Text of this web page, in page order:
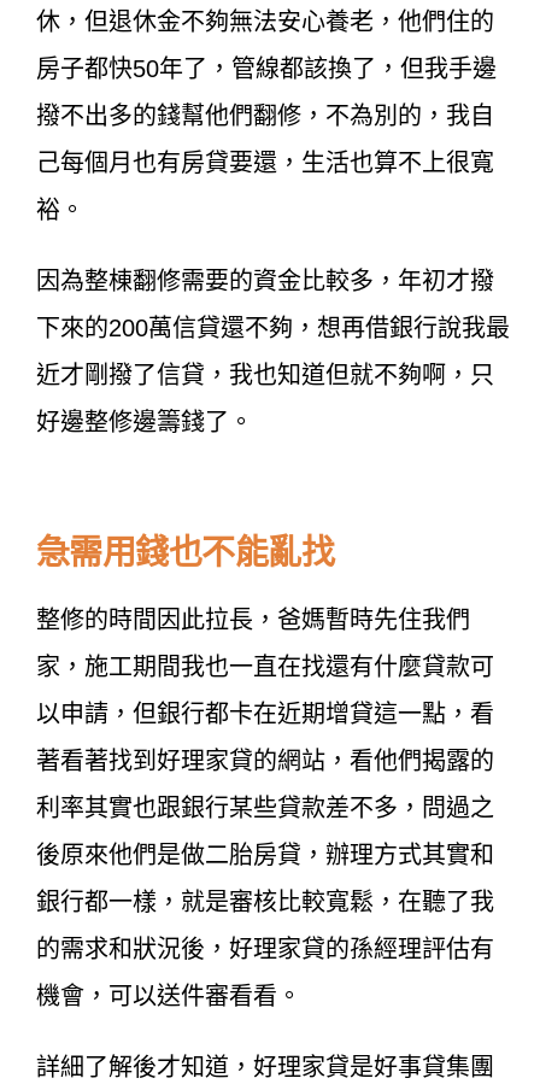
休，但退休金不夠無法安心養老，他們住的
房子都快50年了，管線都該換了，但我手邊
撥不出多的錢幫他們翻修，不為別的，我自
己每個月也有房貸要還，生活也算不上很寬
裕。
因為整棟翻修需要的資金比較多，年初才撥
下來的200萬信貸還不夠，想再借銀行說我最
近才剛撥了信貸，我也知道但就不夠啊，只
好邊整修邊籌錢了。
急需用錢也不能亂找
整修的時間因此拉長，爸媽暫時先住我們
家，施工期間我也一直在找還有什麼貸款可
以申請，但銀行都卡在近期增貸這一點，看
著看著找到好理家貸的網站，看他們揭露的
利率其實也跟銀行某些貸款差不多，問過之
後原來他們是做二胎房貸，辦理方式其實和
銀行都一樣，就是審核比較寬鬆，在聽了我
的需求和狀況後，好理家貸的孫經理評估有
機會，可以送件審看看。
詳細了解後才知道，好理家貸是好事貸集團